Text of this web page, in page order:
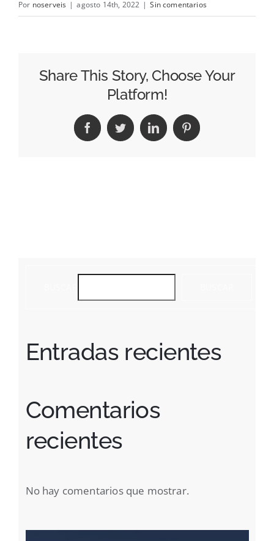
Por noserveis | agosto 14th, 2022 | Sin comentarios
Share This Story, Choose Your
Platform!
FacebookTwitterLinkedInPinterest
Entradas recientes
Comentarios
recientes
No hay comentarios que mostrar.